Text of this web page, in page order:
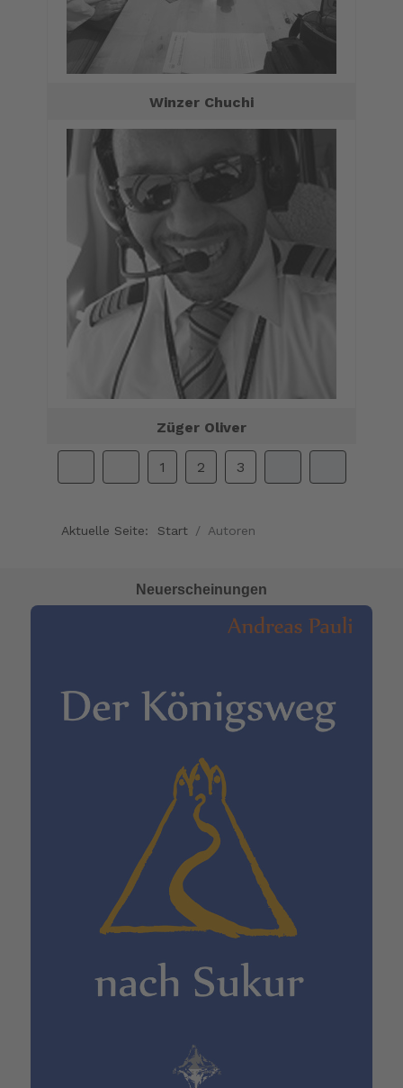
Winzer Chuchi
Züger Oliver
1 2 3
Aktuelle Seite: Start Autoren
Neuerscheinungen